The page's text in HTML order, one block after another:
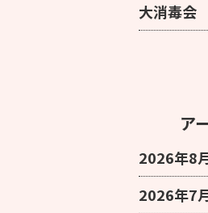
大消毒会
ア
2026年8
2026年7